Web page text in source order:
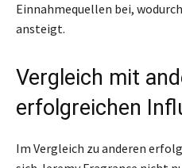
Einnahmequellen bei,
ansteigt.
Vergleich mit
erfolgreichen
Im Vergleich zu anderen